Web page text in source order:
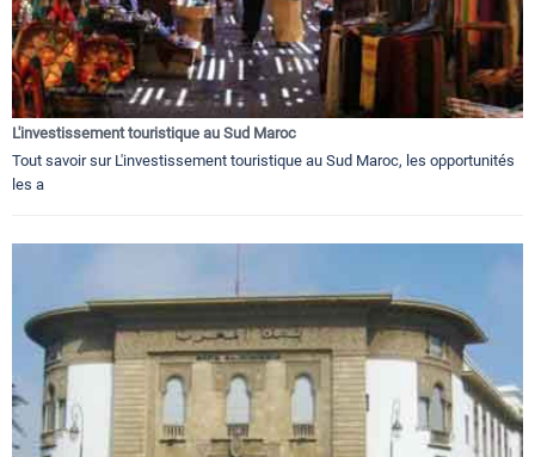
L'investissement touristique au Sud Maroc
Tout savoir sur L'investissement touristique au Sud Maroc, les opportunités
les a